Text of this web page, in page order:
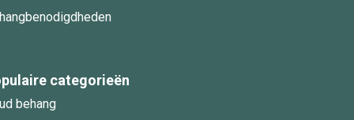
categorieën
behang